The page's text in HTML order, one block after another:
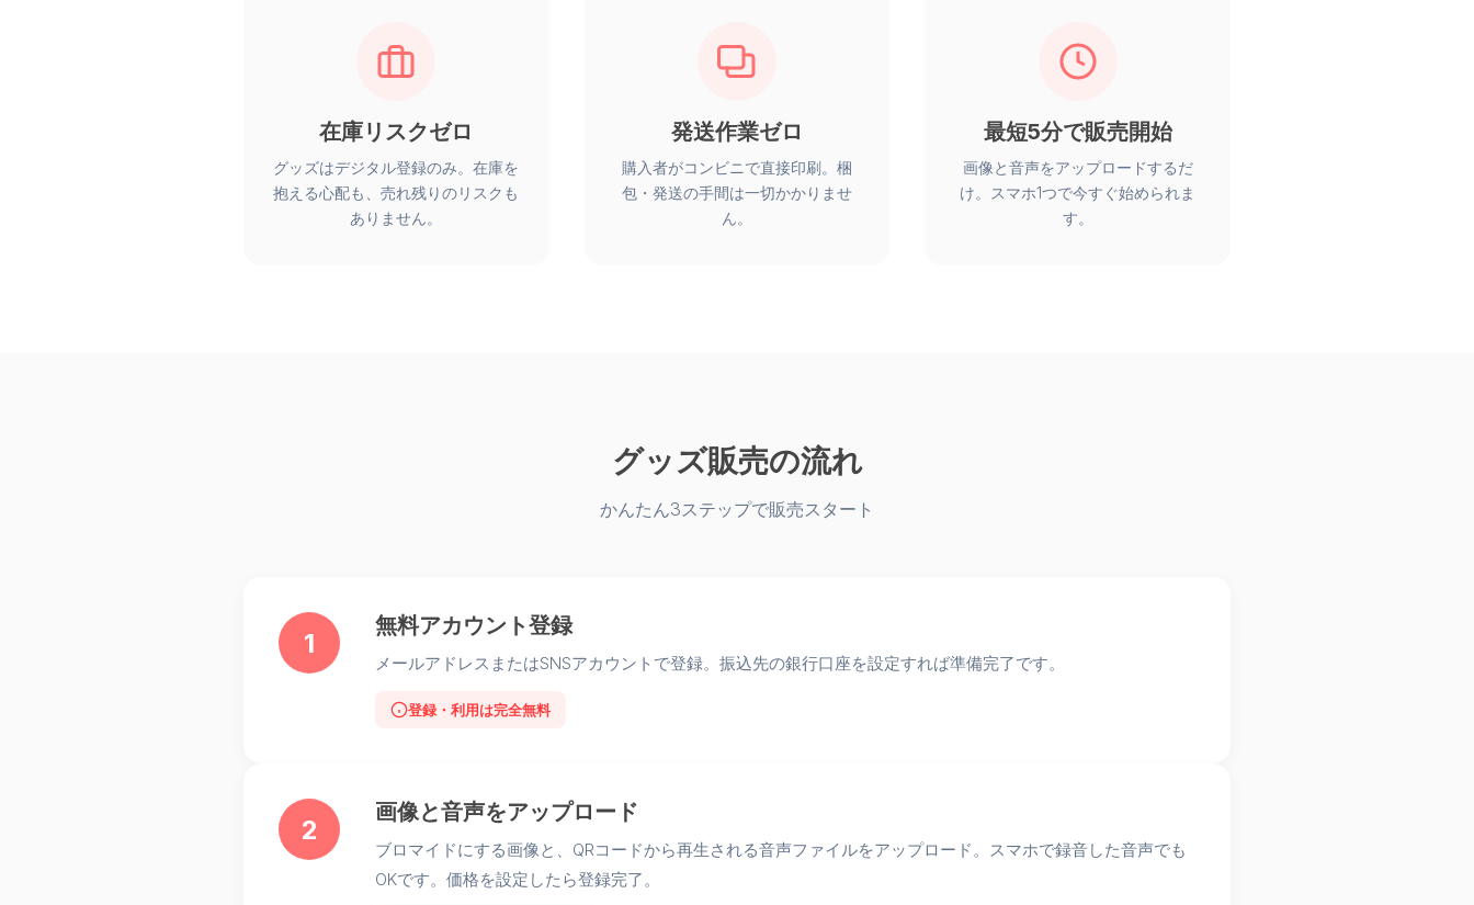
在庫リスクゼロ
グッズはデジタル登録のみ。在庫を
抱える心配も、売れ残りのリスクも
ありません。
発送作業ゼロ
購入者がコンビニで直接印刷。梱
包・発送の手間は一切かかりませ
ん。
最短5分で販売開始
画像と音声をアップロードするだ
け。スマホ1つで今すぐ始められま
す。
グッズ販売の流れ
かんたん3ステップで販売スタート
1
無料アカウント登録
メールアドレスまたはSNSアカウントで登録。振込先の銀行口座を設定すれば準備完了です。
登録・利用は完全無料
2
画像と音声をアップロード
ブロマイドにする画像と、QRコードから再生される音声ファイルをアップロード。スマホで録音した音声でも
OKです。価格を設定したら登録完了。